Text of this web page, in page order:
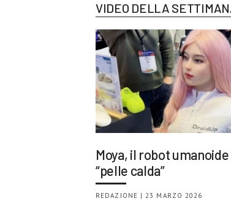
VIDEO DELLA
Moya, il robot
“pelle calda”
REDAZIONE | 23 MARZO 2026